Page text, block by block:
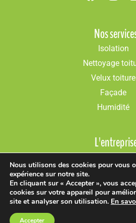
Nos
Isolation
Nettoyage
Velux toiture
Façade
Humidité
Réalisations
Conseils
Actualités
Nous utilisons des cookies pour vous
expérience sur notre site.
En cliquant sur « Accepter », vous
cookies sur votre appareil pour
site et analyser son utilisation. En
Accepter